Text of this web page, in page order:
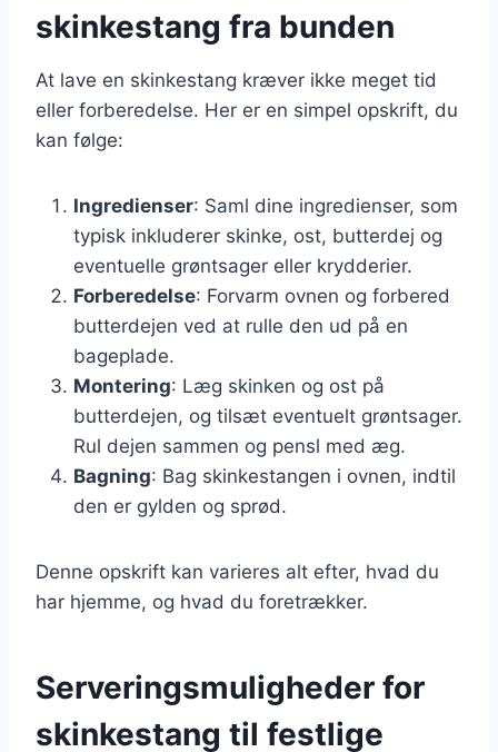
skinkestang fra bunden
At lave en skinkestang kræver ikke meget tid
eller forberedelse. Her er en simpel opskrift, du
kan følge:
Ingredienser: Saml dine ingredienser, som
typisk inkluderer skinke, ost, butterdej og
eventuelle grøntsager eller krydderier.
Forberedelse: Forvarm ovnen og forbered
butterdejen ved at rulle den ud på en
bageplade.
Montering: Læg skinken og ost på
butterdejen, og tilsæt eventuelt grøntsager.
Rul dejen sammen og pensl med æg.
Bagning: Bag skinkestangen i ovnen, indtil
den er gylden og sprød.
Denne opskrift kan varieres alt efter, hvad du
har hjemme, og hvad du foretrækker.
Serveringsmuligheder for
skinkestang til festlige